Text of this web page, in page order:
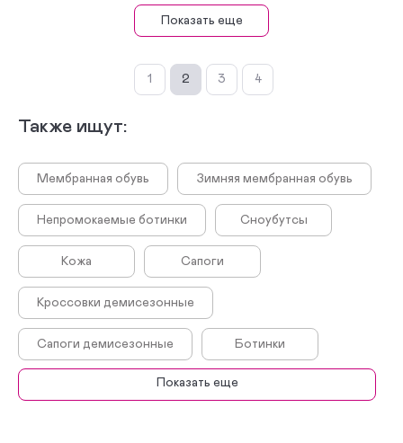
Показать еще
1 2 3 4
Также ищут:
Мембранная обувь Зимняя мембранная обувь
Непромокаемые ботинки Сноубутсы
Кожа Сапоги
Кроссовки демисезонные
Сапоги демисезонные Ботинки
Ботинки демисезонныеПоказать еще